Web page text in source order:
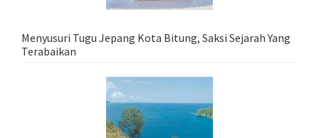
Menyusuri Tugu Jepang Kota Bitung, Saksi Sejarah Yang
Terabaikan